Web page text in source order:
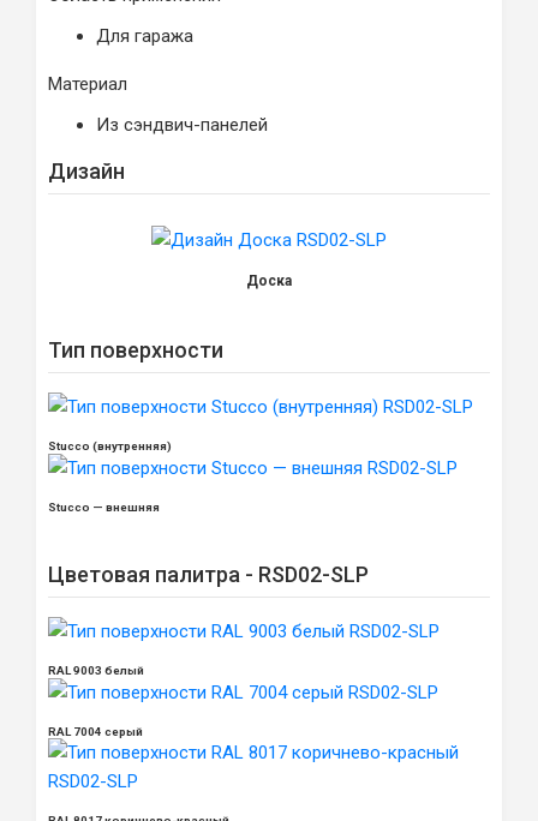
Для гаража
Материал
Из сэндвич-панелей
Дизайн
Доска
Тип поверхности
Stucco (внутренняя)
Stucco — внешняя
Цветовая палитра - RSD02-SLP
RAL 9003 белый
RAL 7004 серый